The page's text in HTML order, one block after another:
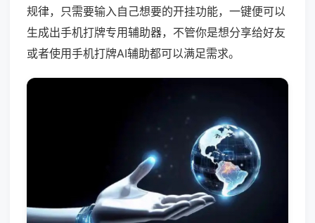
规律，只需要输入自己想要的开挂功能，一键便可以
生成出手机打牌专用辅助器，不管你是想分享给好友
或者使用手机打牌AI辅助都可以满足需求。